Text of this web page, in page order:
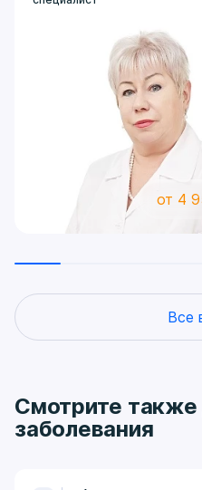
от 4
Все
Смотрите также
заболевания